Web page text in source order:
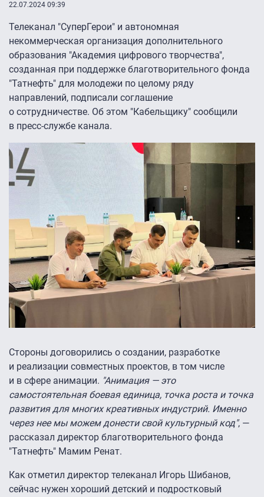
22.07.2024 09:39
Телеканал "СуперГерои" и автономная
некоммерческая организация дополнительного
образования "Академия цифрового творчества",
созданная при поддержке благотворительного фонда
"Татнефть" для молодежи по целому ряду
направлений, подписали соглашение
о сотрудничестве. Об этом "Кабельщику" сообщили
в пресс-службе канала.
Стороны договорились о создании, разработке
и реализации совместных проектов, в том числе
и в сфере анимации. "Анимация — это
самостоятельная боевая единица, точка роста и точка
развития для многих креативных индустрий. Именно
через нее мы можем донести свой культурный код", —
рассказал директор благотворительного фонда
"Татнефть" Мамим Ренат.
Как отметил директор телеканал Игорь Шибанов,
сейчас нужен хороший детский и подростковый